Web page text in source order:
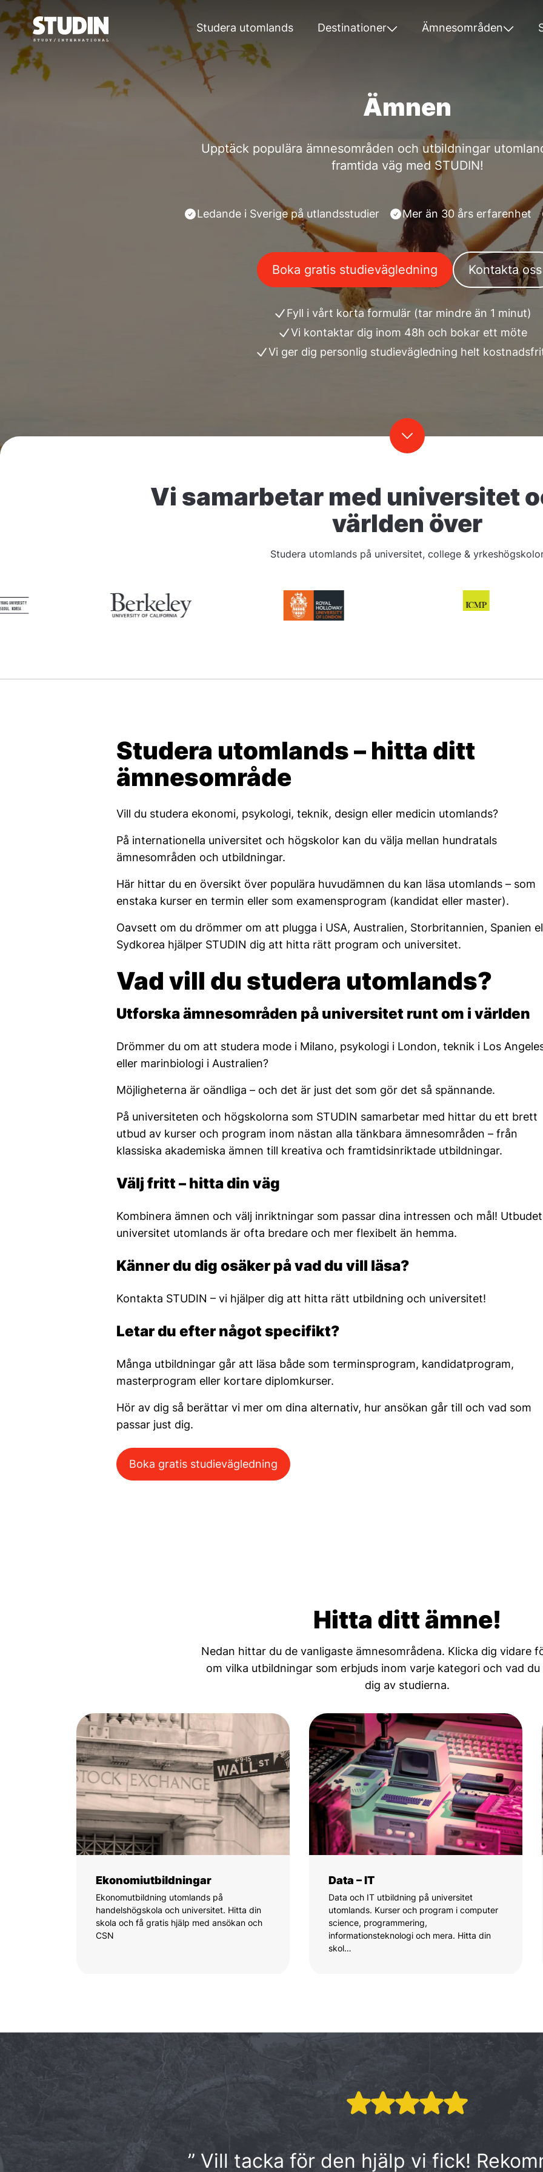
Studera utomlands Destinationer Ämnesområden
Ämnen
Upptäck populära ämnesområden och utbildningar
framtida väg med STUDIN!
Ledande i Sverige på utlandsstudier Mer än 30 års erfarenhet
Boka gratis studievägledning Kontakta oss
Fyll i vårt korta formulär (tar mindre än 1 minut)
Vi kontaktar dig inom 48h och bokar ett möte
Vi ger dig personlig studievägledning helt
Vi samarbetar med universitet
världen över
Studera utomlands på universitet, college &
Studera utomlands – hitta ditt
ämnesområde
Vill du studera ekonomi, psykologi, teknik, design eller medicin utomlands?
På internationella universitet och högskolor kan du välja mellan hundratals
ämnesområden och utbildningar.
Här hittar du en översikt över populära huvudämnen du kan läsa utomlands – som
enstaka kurser en termin eller som examensprogram (kandidat eller master).
Oavsett om du drömmer om att plugga i USA, Australien, Storbritannien, Spanien
Sydkorea hjälper STUDIN dig att hitta rätt program och universitet.
Vad vill du studera utomlands?
Utforska ämnesområden på universitet runt om i världen
Drömmer du om att studera mode i Milano, psykologi i London, teknik i Los
eller marinbiologi i Australien?
Möjligheterna är oändliga – och det är just det som gör det så spännande.
På universiteten och högskolorna som STUDIN samarbetar med hittar du ett brett
utbud av kurser och program inom nästan alla tänkbara ämnesområden – från
klassiska akademiska ämnen till kreativa och framtidsinriktade utbildningar.
Välj fritt – hitta din väg
Kombinera ämnen och välj inriktningar som passar dina intressen och mål!
universitet utomlands är ofta bredare och mer flexibelt än hemma.
Känner du dig osäker på vad du vill läsa?
Kontakta STUDIN – vi hjälper dig att hitta rätt utbildning och universitet!
Letar du efter något specifikt?
Många utbildningar går att läsa både som terminsprogram, kandidatprogram,
masterprogram eller kortare diplomkurser.
Hör av dig så berättar vi mer om dina alternativ, hur ansökan går till och vad som
passar just dig.
Boka gratis studievägledning
Hitta ditt ämne!
Nedan hittar du de vanligaste ämnesområdena. Klicka dig vidare
om vilka utbildningar som erbjuds inom varje kategori och vad
dig av studierna.
Ekonomiutbildningar
Ekonomutbildning utomlands på
handelshögskola och universitet. Hitta din
skola och få gratis hjälp med ansökan och
CSN
Data – IT
Data och IT utbildning på universitet
utomlands. Kurser och program i computer
science, programmering,
informationsteknologi och mera. Hitta din
skol…
” Vill tacka för den hjälp vi fick!